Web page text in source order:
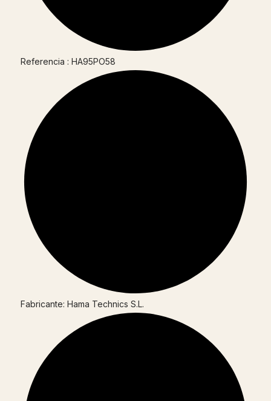
Referencia : HA95PO58
Fabricante: Hama Technics S.L.